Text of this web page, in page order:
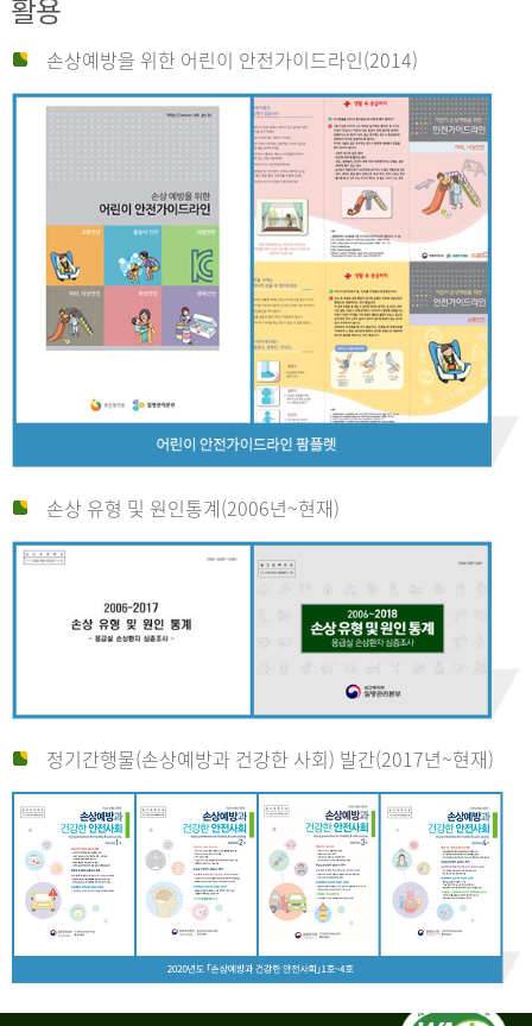
활용
손상예방을 위한 어린이 안전가이드라인(2014)
손상 유형 및 원인통계(2006년~현재)
정기간행물(손상예방과 건강한 사회) 발간(2017년~현재)